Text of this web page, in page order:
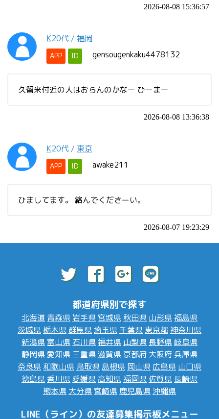
2026-08-08 15:36:57
K20代 / 福岡
APP ID gensougenkaku4478132
久留米付近の人はおらんのかなー ひーまー
2026-08-08 13:36:38
K20代 / 東京
APP ID awake211
ひましてます。 絡んでくださーい。
2026-08-07 19:23:29
都道府県別で探す
北海道 青森県 岩手県 宮城県 秋田県 山形県福島県
茨城県 栃木県群馬県埼玉県 千葉県 東京都神奈川県
新潟県 富山県 石川県福井県 山梨県 長野県 岐阜県
静岡県愛知県 三重県滋賀県 京都府 大阪府 兵庫県
奈良県 和歌山県 鳥取県 島根県 岡山県 広島県 山口県
徳島県 香川県愛媛県 高知県福岡県 佐賀県 長崎県
熊本県 大分県 宮崎県 鹿児島県 沖縄県
LINE（ライン）の友達募集掲示板メニュー